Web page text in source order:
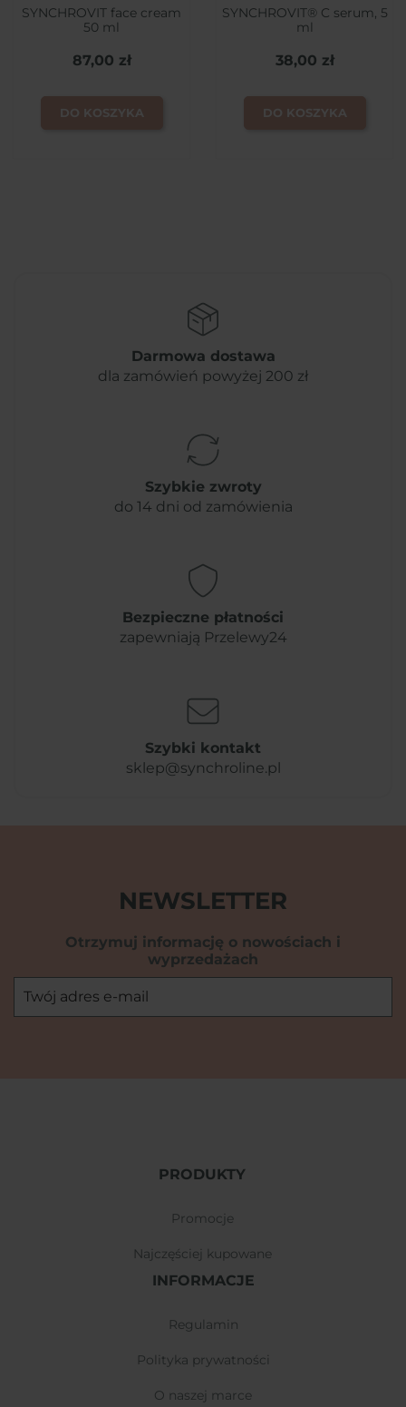
SYNCHROVIT face cream
50 ml
87,00 zł
DO KOSZYKA
SYNCHROVIT® C serum, 5
ml
38,00 zł
DO KOSZYKA
Darmowa dostawa
dla zamówień powyżej 200 zł
Szybkie zwroty
do 14 dni od zamówienia
Bezpieczne płatności
zapewniają Przelewy24
Szybki kontakt
sklep@synchroline.pl
NEWSLETTER
Otrzymuj informację o nowościach i
wyprzedażach
PRODUKTY
promocje
najczęściej kupowane
INFORMACJE
regulamin
polityka prywatności
o naszej marce